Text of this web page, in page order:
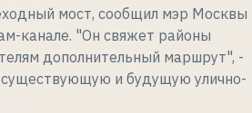
мост, сообщил мэр Москвы
канале. "Он свяжет районы
дополнительный маршрут", -
существующую и будущую улично-